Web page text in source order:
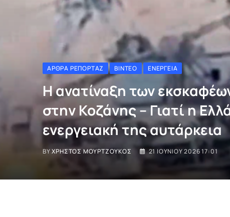
ΆΡΘΡΑ ΡΕΠΟΡΤΆΖ ΒΊΝΤΕΟ ΕΝΈΡΓΕΙΑ
Η ανατίναξη των
στην Κοζάνης – Γιατί η
ενεργειακή της αυτάρκεια
BYΧΡΉΣΤΟΣ ΜΟΥΡΤΖΟΎΚΟΣ 21 ΙΟΥΝΊΟΥ 2026 17:01